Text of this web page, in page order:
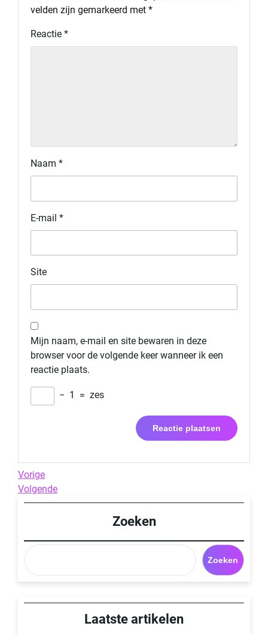
velden zijn gemarkeerd met *
Reactie *
Naam *
E-mail *
Site
Mijn naam, e-mail en site bewaren in deze
browser voor de volgende keer wanneer ik een
reactie plaats.
− 1 = zes
Berichtnavigatie
Previous
Post
Vorige
Next
Post
Volgende
Zoeken
Zoeken
Laatste artikelen